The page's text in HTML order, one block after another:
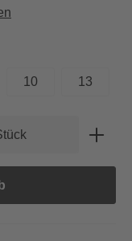
10 13